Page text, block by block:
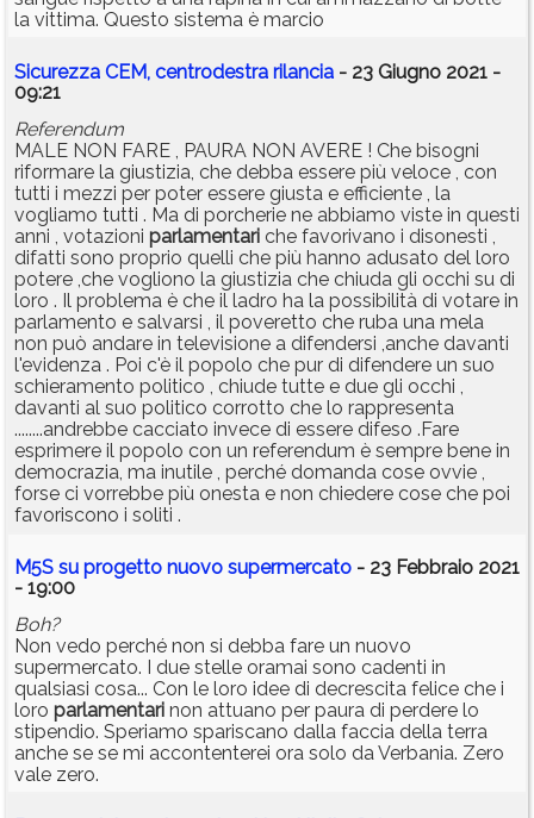
la vittima. Questo sistema è marcio
Sicurezza CEM, centrodestra rilancia - 23 Giugno 2021 -
09:21
Referendum
MALE NON FARE , PAURA NON AVERE ! Che bisogni
riformare la giustizia, che debba essere più veloce , con
tutti i mezzi per poter essere giusta e efficiente , la
vogliamo tutti . Ma di porcherie ne abbiamo viste in questi
anni , votazioni parlamentari che favorivano i disonesti ,
difatti sono proprio quelli che più hanno adusato del loro
potere ,che vogliono la giustizia che chiuda gli occhi su di
loro . Il problema è che il ladro ha la possibilità di votare in
parlamento e salvarsi , il poveretto che ruba una mela
non può andare in televisione a difendersi ,anche davanti
l'evidenza . Poi c'è il popolo che pur di difendere un suo
schieramento politico , chiude tutte e due gli occhi ,
davanti al suo politico corrotto che lo rappresenta
........andrebbe cacciato invece di essere difeso .Fare
esprimere il popolo con un referendum è sempre bene in
democrazia, ma inutile , perché domanda cose ovvie ,
forse ci vorrebbe più onesta e non chiedere cose che poi
favoriscono i soliti .
M5S su progetto nuovo supermercato - 23 Febbraio 2021
- 19:00
Boh?
Non vedo perché non si debba fare un nuovo
supermercato. I due stelle oramai sono cadenti in
qualsiasi cosa... Con le loro idee di decrescita felice che i
loro parlamentari non attuano per paura di perdere lo
stipendio. Speriamo spariscano dalla faccia della terra
anche se se mi accontenterei ora solo da Verbania. Zero
vale zero.